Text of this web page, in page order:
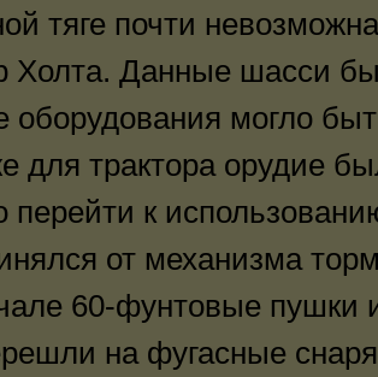
тяге почти
Холта. Данные шасси
оборудования могло
для трактора орудие
перейти к
от механизма
60-фунтовые пушки
на фугасные